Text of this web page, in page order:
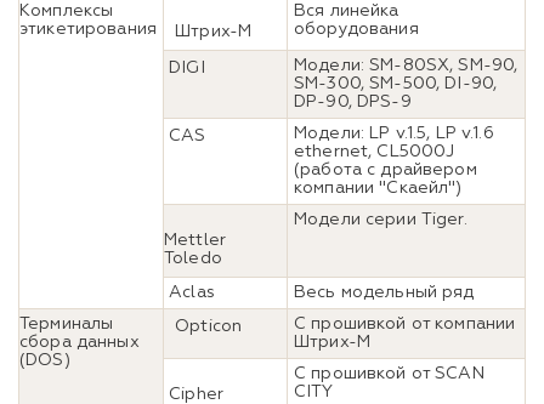
Комплексы
этикетирования
Штрих-М
Вся линейка
оборудования
DIGI
Модели: SM-80SX, SM-90,
SM-300, SM-500, DI-90,
DP-90, DPS-9
CAS
Модели: LP v.1.5, LP v.1.6
ethernet, CL5000J
(работа с драйвером
компании "Скаейл")
Mettler
Toledo
Модели серии Tiger.
Aclas
Весь модельный ряд
Терминалы
сбора данных
(DOS)
Opticon
C прошивкой от компании
Штрих-М
Cipher
C прошивкой от SCAN
CITY